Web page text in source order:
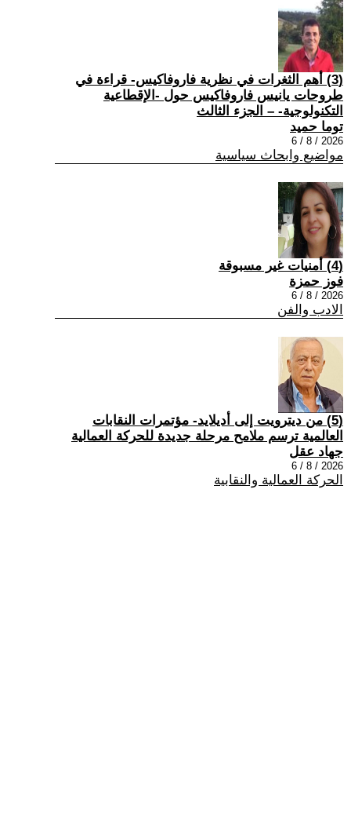
(3) أهم الثغرات في نظرية فاروفاكيس- قراءة في
طروحات يانيس فاروفاكيس حول -الإقطاعية
التكنولوجية- – الجزء الثالث
توما حميد
2026 / 8 / 6
مواضيع وابحاث سياسية
(4) أمنيات غير مسبوقة
فوز حمزة
2026 / 8 / 6
الادب والفن
(5) من ديترويت إلى أديلايد- مؤتمرات النقابات
العالمية ترسم ملامح مرحلة جديدة للحركة العمالية
جهاد عقل
2026 / 8 / 6
الحركة العمالية والنقابية